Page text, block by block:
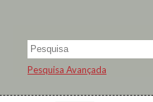
Pesquisa Avançada